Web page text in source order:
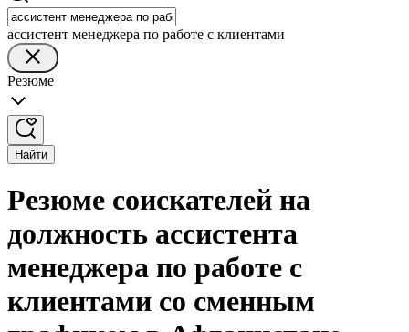
ассистент менеджера по работе с клиентами
Резюме
Найти
Резюме соискателей на
должность ассистента
менеджера по работе с
клиентами со сменным